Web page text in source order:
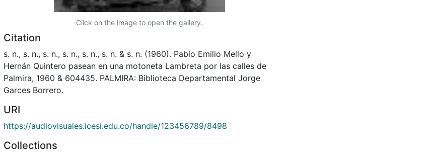
Click on the image to open the gallery.
Citation
s. n., s. n., s. n., s. n., s. n., s. n. & s. n. (1960). Pablo Emilio Mello y
Hernán Quintero pasean en una motoneta Lambreta por las calles de
Palmira, 1960 & 604435. PALMIRA: Biblioteca Departamental Jorge
Garces Borrero.
URI
https://audiovisuales.icesi.edu.co/handle/123456789/8498
Collections